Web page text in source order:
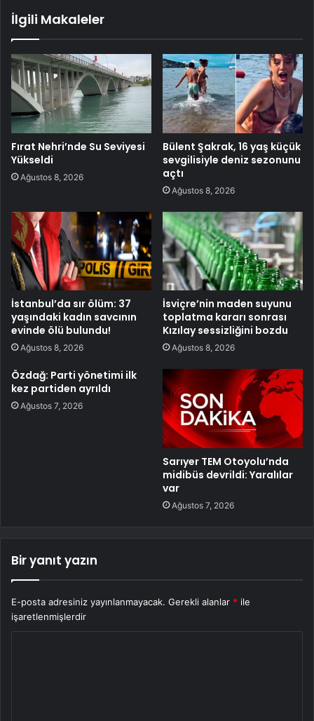
İlgili Makaleler
Fırat Nehri’nde Su Seviyesi
Yükseldi
Ağustos 8, 2026
Bülent Şakrak, 16 yaş küçük
sevgilisiyle deniz sezonunu
açtı
Ağustos 8, 2026
İstanbul’da sır ölüm: 37
yaşındaki kadın savcının
evinde ölü bulundu!
Ağustos 8, 2026
İsviçre’nin maden suyunu
toplatma kararı sonrası
Kızılay sessizliğini bozdu
Ağustos 8, 2026
Özdağ: Parti yönetimi ilk
kez partiden ayrıldı
Ağustos 7, 2026
Sarıyer TEM Otoyolu’nda
midibüs devrildi: Yaralılar
var
Ağustos 7, 2026
Bir yanıt yazın
E-posta adresiniz yayınlanmayacak. Gerekli alanlar * ile
işaretlenmişlerdir